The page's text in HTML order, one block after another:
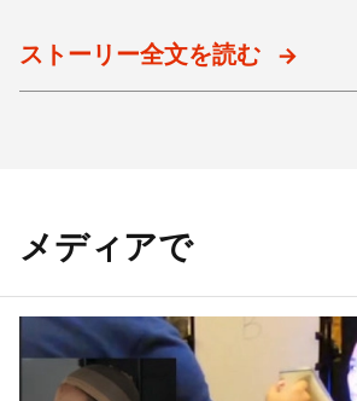
ストーリー全文を読む
メディアで